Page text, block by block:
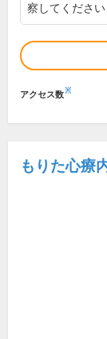
察してください
アクセス数※
もりた心療